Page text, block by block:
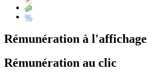
Rémunération à l'affichage
Rémunération au clic